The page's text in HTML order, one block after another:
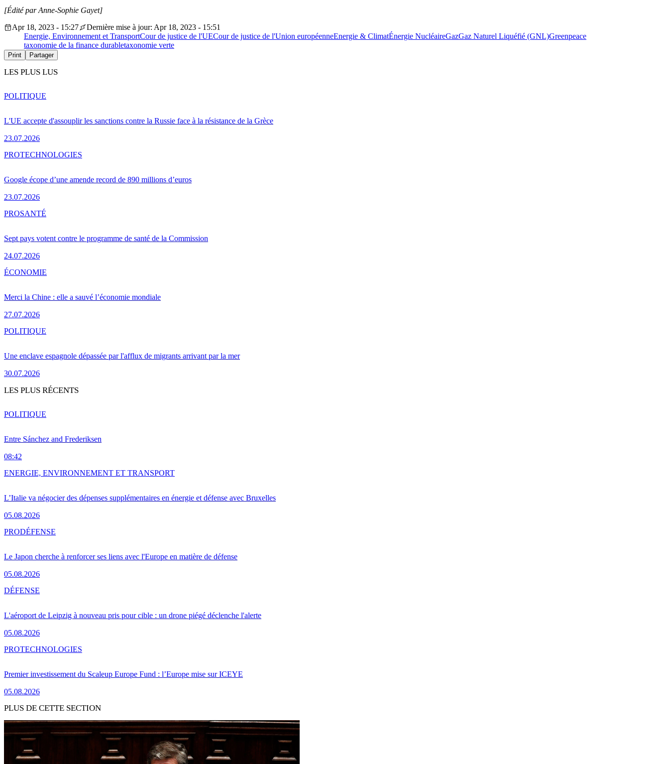
[Édité par Anne-Sophie Gayet]
Apr 18, 2023 - 15:27
Dernière mise à jour: Apr 18, 2023 - 15:51
Energie, Environnement et TransportCour de justice de l'UECour de justice de l'Union européenneEnergie & ClimatÉnergie NucléaireGazGaz Naturel Liquéfié (GNL)Greenpeace
taxonomie de la finance durabletaxonomie verte
Print Partager
LES PLUS LUS
L'UE accepte d'assouplir les sanctions contre la Russie face à la résistance de la Grèce
23.07.2026
POLITIQUE
Google écope d’une amende record de 890 millions d’euros
23.07.2026
PROTECHNOLOGIES
Sept pays votent contre le programme de santé de la Commission
24.07.2026
PROSANTÉ
Merci la Chine : elle a sauvé l’économie mondiale
27.07.2026
ÉCONOMIE
Une enclave espagnole dépassée par l'afflux de migrants arrivant par la mer
30.07.2026
POLITIQUE
LES PLUS RÉCENTS
Entre Sánchez and Frederiksen
08:42
POLITIQUE
L’Italie va négocier des dépenses supplémentaires en énergie et défense avec Bruxelles
05.08.2026
ENERGIE, ENVIRONNEMENT ET TRANSPORT
Le Japon cherche à renforcer ses liens avec l'Europe en matière de défense
05.08.2026
PRODÉFENSE
L'aéroport de Leipzig à nouveau pris pour cible : un drone piégé déclenche l'alerte
05.08.2026
DÉFENSE
Premier investissement du Scaleup Europe Fund : l’Europe mise sur ICEYE
05.08.2026
PROTECHNOLOGIES
PLUS DE CETTE SECTION